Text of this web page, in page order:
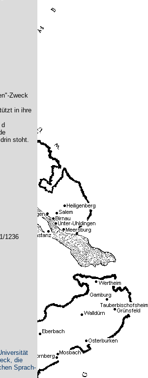
Zweck
in ihre
stoht.
1236
die
Sprach-